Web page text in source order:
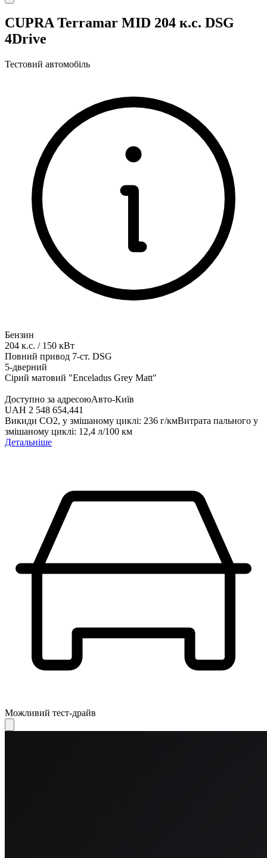
CUPRA Terramar MID 204 к.с. DSG
4Drive
Тестовий автомобіль
Бензин
204 к.с. / 150 кВт
Повний привод 7-ст. DSG
5-дверний
Сірий матовий "Enceladus Grey Matt"
Доступно за адресоюАвто-Київ
UAH 2 548 654,441
Викиди СО2, у змішаному циклі: 236 г/кмВитрата пального у
змішаному циклі: 12,4 л/100 км
Детальніше
Можливий тест-драйв